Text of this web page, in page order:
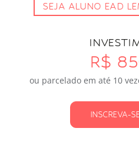
SEJA ALUNO EAD
R$
ou parcelado em até 10
INSCREVA-